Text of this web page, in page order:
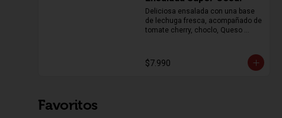
Deliciosa ensalada con una base
de lechuga fresca, acompañado de
tomate cherry, choclo, Queso
con aderezo de la casa y limón
$7.990
Favoritos